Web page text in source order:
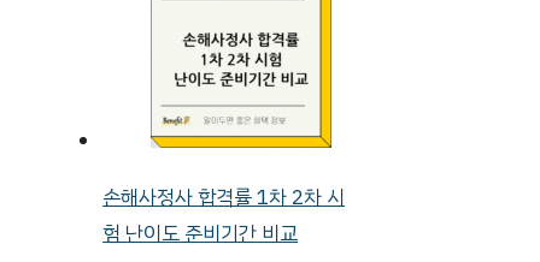
손해사정사 합격률 1차 2차 시
험 난이도 준비기간 비교